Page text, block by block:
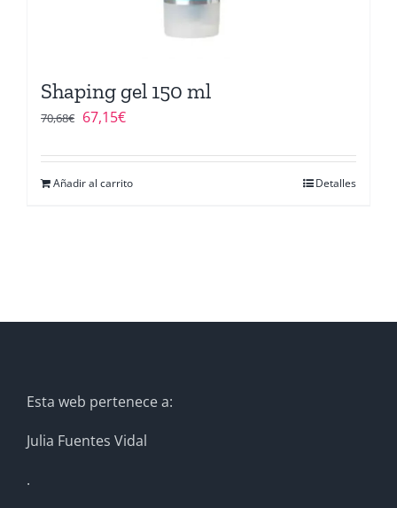
Shaping gel 150 ml
70,68€ El
original
era:
67,15€El
actual
es:
Añadir al carrito Detalles
Esta web pertenece a:
Julia Fuentes Vidal
.